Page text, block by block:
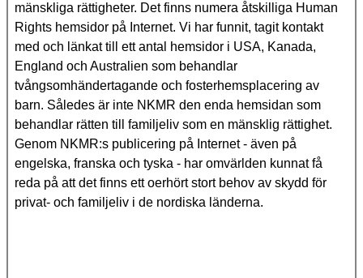
mänskliga rättigheter. Det finns numera åtskilliga Human
Rights hemsidor på Internet. Vi har funnit, tagit kontakt
med och länkat till ett antal hemsidor i USA, Kanada,
England och Australien som behandlar
tvångsomhändertagande och fosterhemsplacering av
barn. Således är inte NKMR den enda hemsidan som
behandlar rätten till familjeliv som en mänsklig rättighet.
Genom NKMR:s publicering på Internet - även på
engelska, franska och tyska - har omvärlden kunnat få
reda på att det finns ett oerhört stort behov av skydd för
privat- och familjeliv i de nordiska länderna.